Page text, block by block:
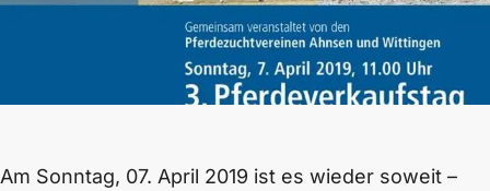
Am Sonntag, 07. April 2019 ist es wieder soweit –